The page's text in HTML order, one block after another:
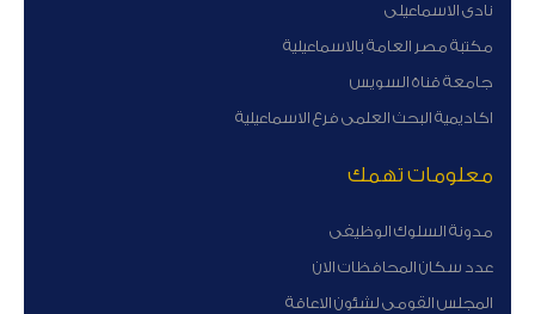
نادى الاسماعيلى
مكتبة مصر العامة بالاسماعيلية
جامعة قناة السويس
اكاديمية البحث العلمى فرع الاسماعيلية
معلومات تهمك
مدونة السلوك الوظيفى
عدد سكان المحافظات الان
المجلس القومى لشئون الاعاقة